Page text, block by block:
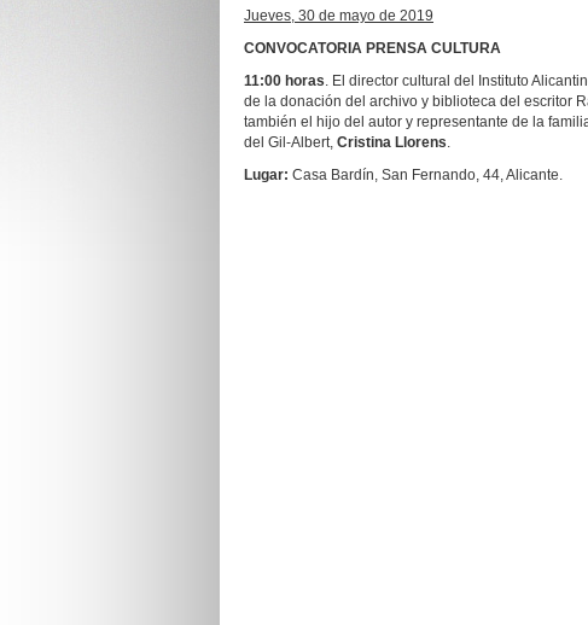
Jueves, 30 de mayo de 2019
CONVOCATORIA PRENSA CULTURA
11:00 horas. El director cultural del Instituto
de la donación del archivo y biblioteca del escritor
también el hijo del autor y representante de la
del Gil-Albert, Cristina Llorens.
Lugar: Casa Bardín, San Fernando, 44, Alicante.